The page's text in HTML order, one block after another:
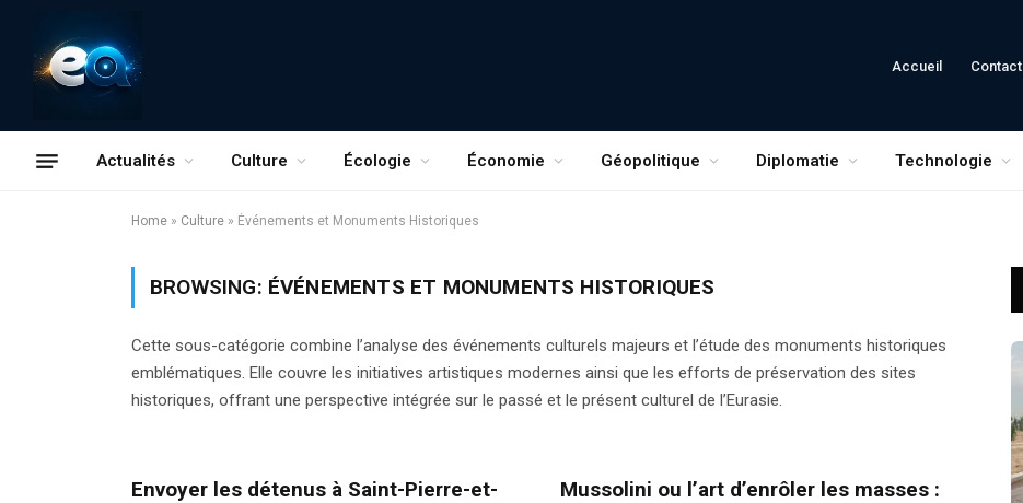
Accueil Contact
Actualités Culture Écologie Économie Géopolitique Diplomatie Technologie
Home » Culture » Événements et Monuments Historiques
BROWSING: ÉVÉNEMENTS ET MONUMENTS HISTORIQUES
Cette sous-catégorie combine l’analyse des événements culturels majeurs et l’étude des monuments historiques
emblématiques. Elle couvre les initiatives artistiques modernes ainsi que les efforts de préservation des sites
historiques, offrant une perspective intégrée sur le passé et le présent culturel de l’Eurasie.
Envoyer les détenus à Saint-Pierre-et-
Mussolini ou l’art d’enrôler les masses :